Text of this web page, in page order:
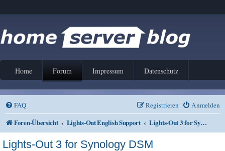
Home Forum Impressum Datenschutz
FAQ Anmelden
Registrieren
Foren-Übersicht Lights-Out English Support Lights-Out 3 for Synology DSM
Lights-Out 3 for Synology DSM